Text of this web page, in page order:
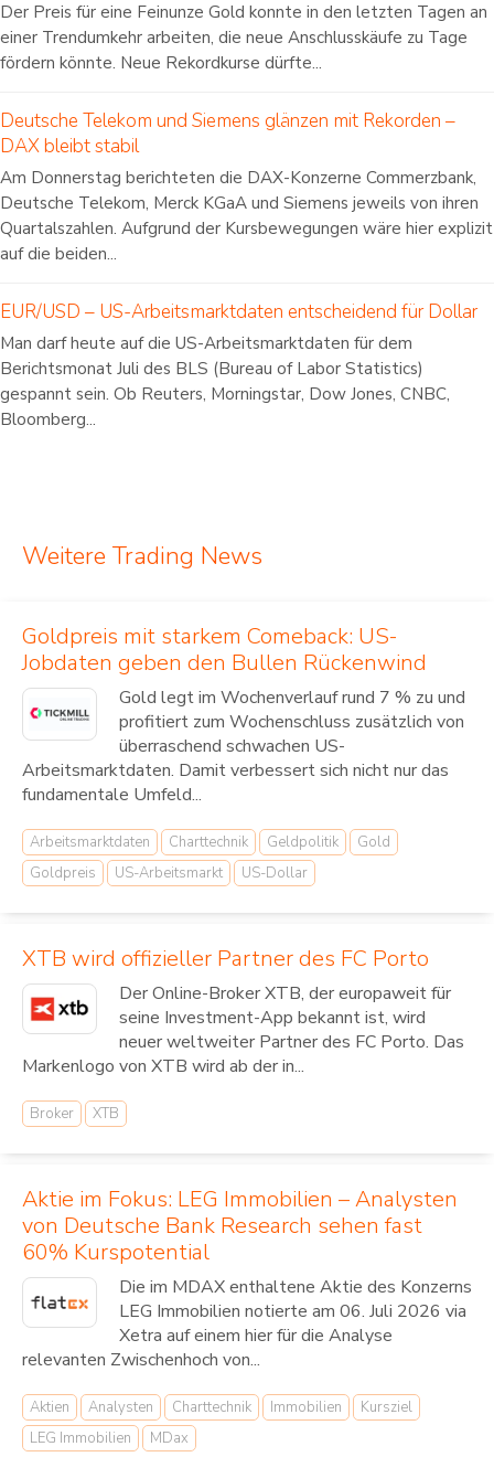
Der Preis für eine Feinunze Gold konnte in den letzten Tagen an
einer Trendumkehr arbeiten, die neue Anschlusskäufe zu Tage
fördern könnte. Neue Rekordkurse dürfte...
Deutsche Telekom und Siemens glänzen mit Rekorden –
DAX bleibt stabil
Am Donnerstag berichteten die DAX-Konzerne Commerzbank,
Deutsche Telekom, Merck KGaA und Siemens jeweils von ihren
Quartalszahlen. Aufgrund der Kursbewegungen wäre hier explizit
auf die beiden...
EUR/USD – US-Arbeitsmarktdaten entscheidend für Dollar
Man darf heute auf die US-Arbeitsmarktdaten für dem
Berichtsmonat Juli des BLS (Bureau of Labor Statistics)
gespannt sein. Ob Reuters, Morningstar, Dow Jones, CNBC,
Bloomberg...
Weitere Trading News
Goldpreis mit starkem Comeback: US-
Jobdaten geben den Bullen Rückenwind
Gold legt im Wochenverlauf rund 7 % zu und
profitiert zum Wochenschluss zusätzlich von
überraschend schwachen US-
Arbeitsmarktdaten. Damit verbessert sich nicht nur das
fundamentale Umfeld...
Arbeitsmarktdaten Charttechnik Geldpolitik
Gold
Goldpreis
US-Arbeitsmarkt US-Dollar
XTB wird offizieller Partner des FC Porto
Der Online-Broker XTB, der europaweit für
seine Investment-App bekannt ist, wird
neuer weltweiter Partner des FC Porto. Das
Markenlogo von XTB wird ab der in...
Broker XTB
Aktie im Fokus: LEG Immobilien – Analysten
von Deutsche Bank Research sehen fast
60% Kurspotential
Die im MDAX enthaltene Aktie des Konzerns
LEG Immobilien notierte am 06. Juli 2026 via
Xetra auf einem hier für die Analyse
relevanten Zwischenhoch von...
Aktien Analysten Charttechnik Immobilien
Kursziel
LEG Immobilien
MDax